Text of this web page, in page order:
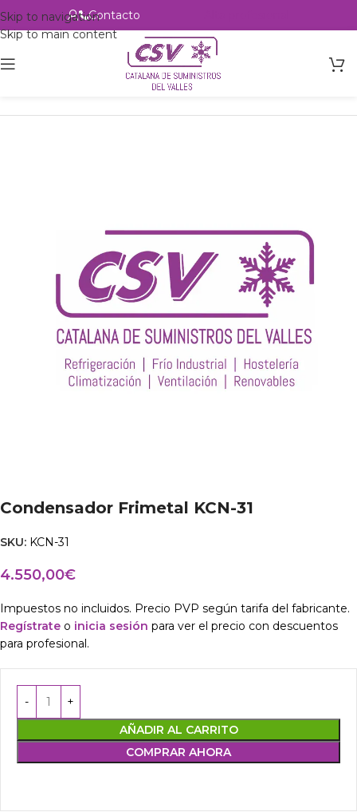
Skip to navigation
Skip to main content
Contacto
Intercambio
Condensador Frimetal KCN-31
SKU: KCN-31
4.550,00€
Impuestos no incluidos. Precio PVP según tarifa del fabricante.
Regístrate o inicia sesión para ver el precio con descuentos
para profesional.
AÑADIR AL CARRITO
COMPRAR AHORA